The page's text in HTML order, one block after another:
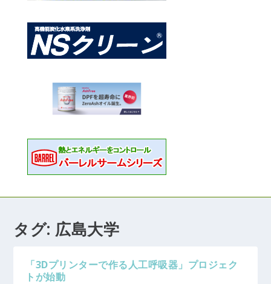
タグ: 広島大学
「3Dプリンターで作る人工呼吸器」プロジェク
トが始動